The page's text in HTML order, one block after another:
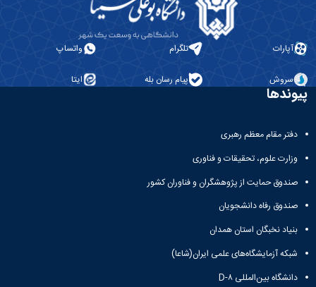
آپارات تلگرام واتساپ
سروش پیام رسان بله ایتا
پیوندها
دفتر مقام معظم رهبری
وزارت علوم، تحقیقات و فناوری
صندوق حمایت از پژوهشگران و فناوران کشور
صندوق رفاه دانشجویان
بنیاد نخبگان استان همدان
شبکه آزمایشگاه‌های علمی ایران(شاعا)
دانشگاه بین‌المللی D-۸